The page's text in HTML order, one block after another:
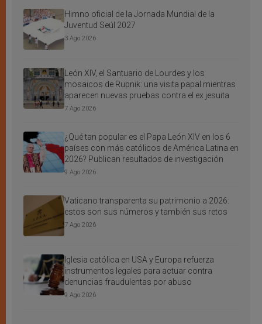
Himno oficial de la Jornada Mundial de la
Juventud Seúl 2027
3 Ago 2026
León XIV, el Santuario de Lourdes y los
mosaicos de Rupnik: una visita papal mientras
aparecen nuevas pruebas contra el ex jesuita
7 Ago 2026
¿Qué tan popular es el Papa León XIV en los 6
países con más católicos de América Latina en
2026? Publican resultados de investigación
9 Ago 2026
Vaticano transparenta su patrimonio a 2026:
estos son sus números y también sus retos
7 Ago 2026
Iglesia católica en USA y Europa refuerza
instrumentos legales para actuar contra
denuncias fraudulentas por abuso
9 Ago 2026